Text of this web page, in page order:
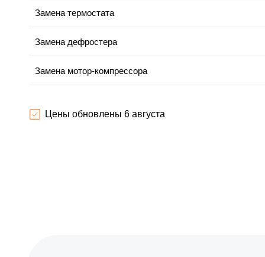
Замена термостата
Замена дефростера
Замена мотор-компрессора
Цены обновлены 6 августа